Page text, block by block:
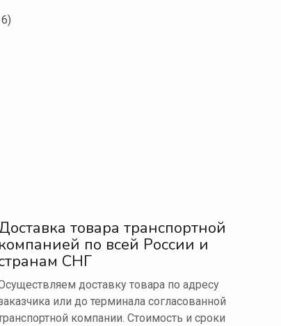
товара транспортной
компанией по всей России и
СНГ
доставку товара по адресу
или до терминала согласованной
компании. Стоимость и сроки